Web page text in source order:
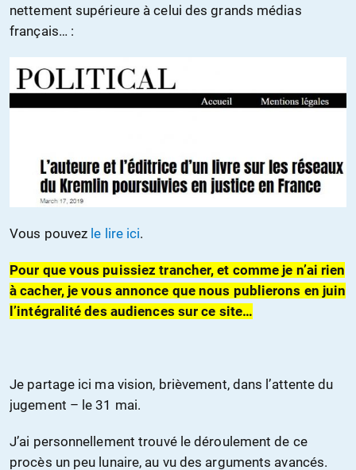
nettement supérieure à celui des grands médias
français… :
Vous pouvez le lire ici.
Pour que vous puissiez trancher, et comme je n’ai rien
à cacher, je vous annonce que nous publierons en juin
l’intégralité des audiences sur ce site…
Je partage ici ma vision, brièvement, dans l’attente du
jugement – le 31 mai.
J’ai personnellement trouvé le déroulement de ce
procès un peu lunaire, au vu des arguments avancés.